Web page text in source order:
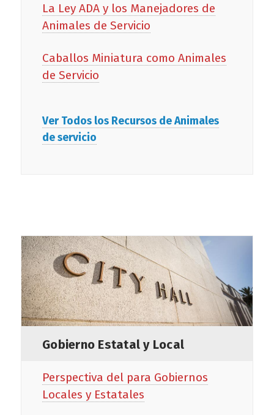
La Ley ADA y los Manejadores de
Animales de Servicio
Caballos Miniatura como Animales
de Servicio
Ver Todos los Recursos de Animales
de servicio
Gobierno Estatal y Local
Perspectiva del para Gobiernos
Locales y Estatales